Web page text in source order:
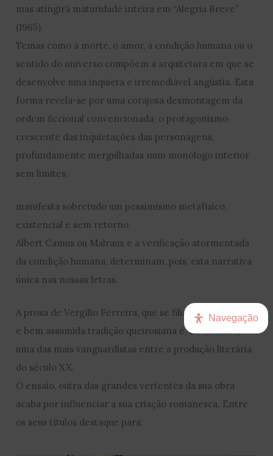
mas atingirá maturidade inteira em “Alegria Breve”
(1965).
Temas como a morte, o amor, a condição humana ou o
sentido do universo compõem a arquitetura em que se
desenvolve uma inquieta e irremediável angústia. Esta
forma revela-se por uma corajosa desmontagem da
ordem ficcional convencionada; o protagonismo
crescente das inquietações das personagens,
profundamente mergulhadas num monólogo interior
sem limites,
manifesta sobretudo um pessimismo metafísico,
existencial e sem retorno.
Albert Camus ou Malraux e a verificação atormentada
da condição humana, determinam, pois, esta narrativa
única nas nossas letras.
A prosa de Vergílio Ferreira, que se filia numa marcada
e bem assumida tradição queirosiana é, no entanto,
uma das mais vanguardistas entre a produção literária
do século XX.
O ensaio, outra das grandes vertentes da sua obra
acaba por influenciar a sua criação romanesca. Entre
os seus títulos destaque para:
Navegação